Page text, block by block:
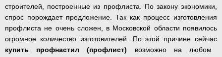
строителей, построенные из профлиста. По закону экономики,
спрос порождает предложение. Так как процесс изготовления
профлиста не очень сложен, в Московской области появилось
огромное количество изготовителей. По этой причине сейчас
купить профнастил (профлист) возможно на любом